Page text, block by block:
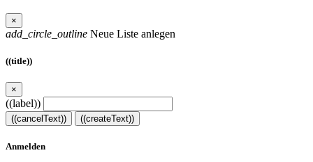
×
add_circle_outline Neue Liste anlegen
((title))
×
((label))
((cancelText)) ((createText))
Anmelden